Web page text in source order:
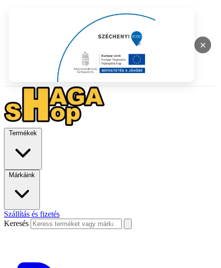
×
Termékek
Márkáink
Szállítás és fizetés
Keresés